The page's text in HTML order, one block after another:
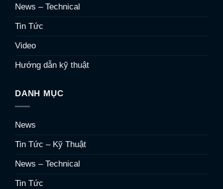
News – Technical
Tin Tức
Video
Hướng dẫn kỹ thuật
DANH MỤC
News
Tin Tức – Kỹ Thuật
News – Technical
Tin Tức